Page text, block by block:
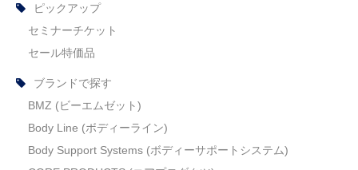
ピックアップ
セミナーチケット
セール特価品
ブランドで探す
BMZ (ビーエムゼット)
Body Line (ボディーライン)
Body Support Systems (ボディーサポートシステム)